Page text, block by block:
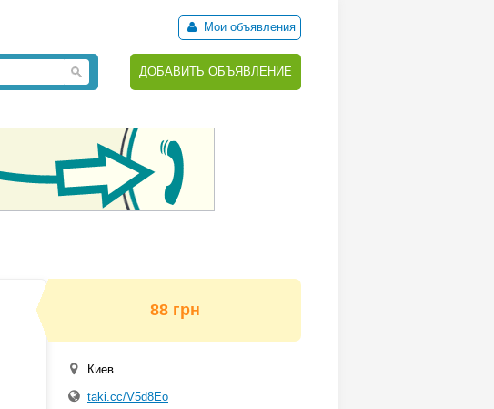
Мои объявления
ДОБАВИТЬ ОБЪЯВЛЕНИЕ
88 грн
Киев
taki.cc/V5d8Eo